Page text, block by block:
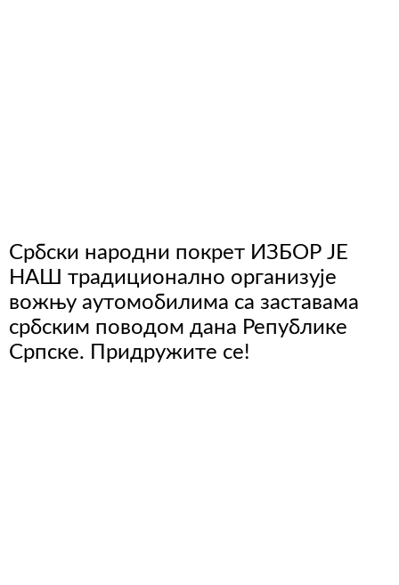
Србски народни покрет ИЗБОР ЈЕ
НАШ традиционално организује
вожњу аутомобилима са заставама
србским поводом дана Републике
Српске. Придружите се!